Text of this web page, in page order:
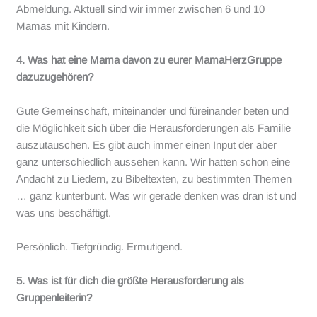
Abmeldung. Aktuell sind wir immer zwischen 6 und 10
Mamas mit Kindern.
4. Was hat eine Mama davon zu eurer MamaHerzGruppe
dazuzugehören?
Gute Gemeinschaft, miteinander und füreinander beten und
die Möglichkeit sich über die Herausforderungen als Familie
auszutauschen. Es gibt auch immer einen Input der aber
ganz unterschiedlich aussehen kann. Wir hatten schon eine
Andacht zu Liedern, zu Bibeltexten, zu bestimmten Themen
… ganz kunterbunt. Was wir gerade denken was dran ist und
was uns beschäftigt.
Persönlich. Tiefgründig. Ermutigend.
5. Was ist für dich die größte Herausforderung als
Gruppenleiterin?